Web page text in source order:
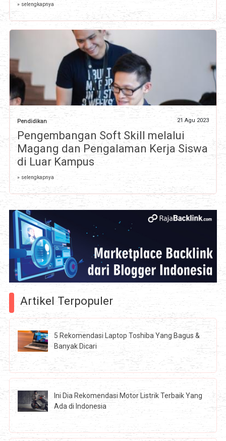
» selengkapnya
Pendidikan 21 Agu 2023
Pengembangan Soft Skill melalui
Magang dan Pengalaman Kerja Siswa
di Luar Kampus
» selengkapnya
Artikel Terpopuler
5 Rekomendasi Laptop Toshiba Yang Bagus &
Banyak Dicari
Ini Dia Rekomendasi Motor Listrik Terbaik Yang
Ada di Indonesia